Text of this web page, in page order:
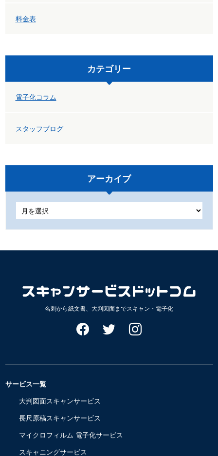
料金表
カテゴリー
電子化コラム
スタッフブログ
アーカイブ
ー
名刺から紙文書、大判図面までスキャン・電子化
サービス一覧
大判図面スキャンサービス
長尺原稿スキャンサービス
マイクロフィルム 電子化サービス
スキャニングサービス